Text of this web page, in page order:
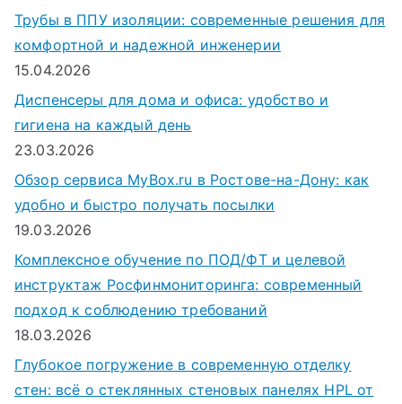
Трубы в ППУ изоляции: современные решения для
комфортной и надежной инженерии
15.04.2026
Диспенсеры для дома и офиса: удобство и
гигиена на каждый день
23.03.2026
Обзор сервиса MyBox.ru в Ростове-на-Дону: как
удобно и быстро получать посылки
19.03.2026
Комплексное обучение по ПОД/ФТ и целевой
инструктаж Росфинмониторинга: современный
подход к соблюдению требований
18.03.2026
Глубокое погружение в современную отделку
стен: всё о стеклянных стеновых панелях HPL от